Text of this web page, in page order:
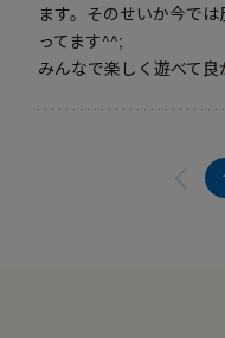
ます。そのせいか今で
ってます^^;
みんなで楽しく遊べて良
1